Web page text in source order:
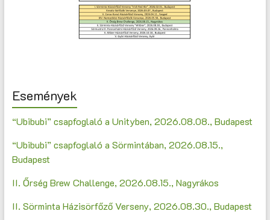
Események
“Ubibubi” csapfoglaló a Unityben, 2026.08.08., Budapest
“Ubibubi” csapfoglaló a Sörmintában, 2026.08.15.,
Budapest
II. Őrség Brew Challenge, 2026.08.15., Nagyrákos
II. Sörminta Házisörfőző Verseny, 2026.08.30., Budapest